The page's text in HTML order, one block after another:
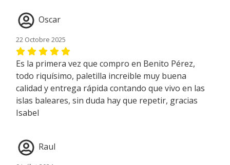
Oscar
22 Octobre 2025
Es la primera vez que compro en Benito Pérez,
todo riquísimo, paletilla increible muy buena
calidad y entrega rápida contando que vivo en las
islas baleares, sin duda hay que repetir, gracias
Isabel
Raul